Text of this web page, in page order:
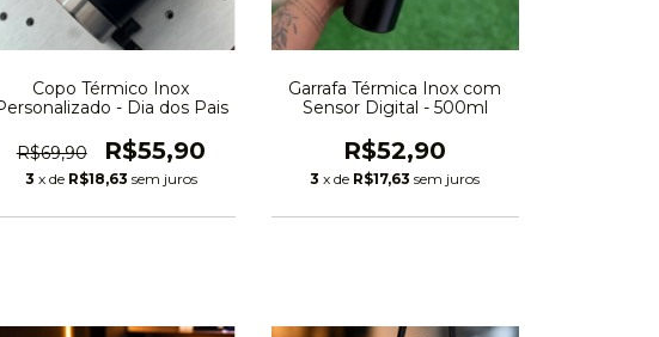
Copo Térmico Inox
- Dia dos Pais
R$69,90 R$55,90
3 x de R$18,63 sem juros
Garrafa Térmica Inox com
Sensor Digital - 500ml
R$52,90
3 x de R$17,63 sem juros